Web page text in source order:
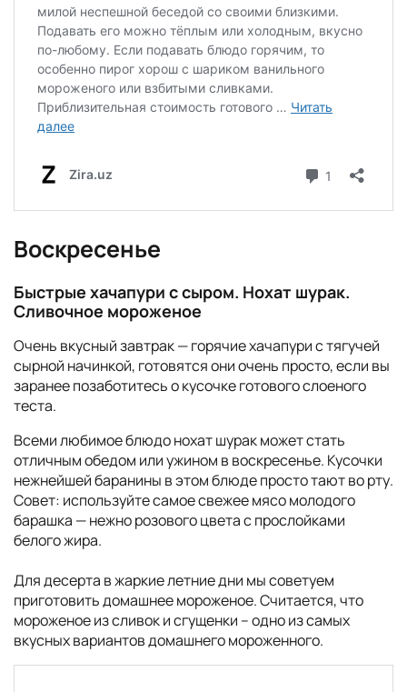
Воскресенье
Быстрые хачапури с сыром. Нохат шурак.
Сливочное мороженое
Очень вкусный завтрак — горячие хачапури с тягучей
сырной начинкой, готовятся они очень просто, если вы
заранее позаботитесь о кусочке готового слоеного
теста.
Всеми любимое блюдо нохат шурак может стать
отличным обедом или ужином в воскресенье. Кусочки
нежнейшей баранины в этом блюде просто тают во рту.
Совет: используйте самое свежее мясо молодого
барашка — нежно розового цвета с прослойками
белого жира.
Для десерта в жаркие летние дни мы советуем
приготовить домашнее мороженое. Считается, что
мороженое из сливок и сгущенки – одно из самых
вкусных вариантов домашнего мороженного.